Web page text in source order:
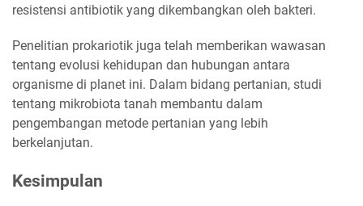
resistensi antibiotik yang dikembangkan oleh bakteri.
Penelitian prokariotik juga telah memberikan wawasan
tentang evolusi kehidupan dan hubungan antara
organisme di planet ini. Dalam bidang pertanian, studi
tentang mikrobiota tanah membantu dalam
pengembangan metode pertanian yang lebih
berkelanjutan.
Kesimpulan